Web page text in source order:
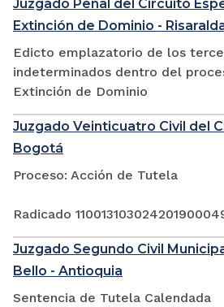
Juzgado Penal del Circuito
Extinción de Dominio -
Edicto emplazatorio de los
indeterminados dentro del
Extinción de Dominio
Juzgado Veinticuatro Civil del
Bogotá
Proceso: Acción de Tutela
Radicado
Juzgado Segundo Civil
Bello - Antioquia
Sentencia de Tutela Calendada